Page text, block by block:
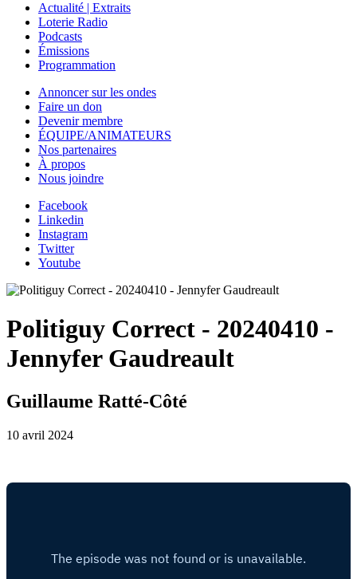
Actualité | Extraits
Loterie Radio
Podcasts
Émissions
Programmation
Annoncer sur les ondes
Faire un don
Devenir membre
ÉQUIPE/ANIMATEURS
Nos partenaires
À propos
Nous joindre
Facebook
Linkedin
Instagram
Twitter
Youtube
Politiguy Correct - 20240410 -
Jennyfer Gaudreault
Guillaume Ratté-Côté
10 avril 2024